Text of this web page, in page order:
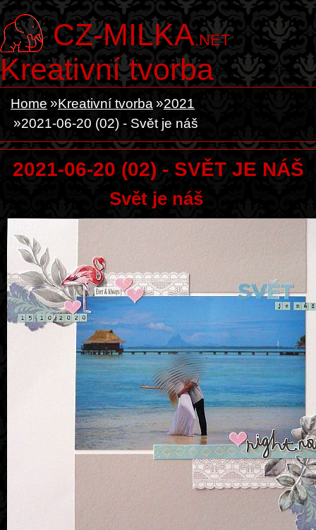
CZ-MILKA.NET
Kreativní tvorba
Home Kreativní tvorba
2021
2021-06-20 (02) - Svět je náš
2021-06-20 (02) - SVĚT JE NÁŠ
Svět je náš